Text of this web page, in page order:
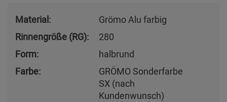
Material:
Grömo Alu farbig
Rinnengröße (RG):
280
Form:
halbrund
Farbe:
GRÖMO Sonderfarbe
SX (nach
Kundenwunsch)